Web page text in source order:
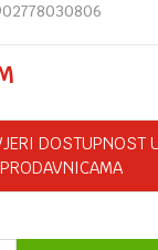
DOSTUPNOST
PRODAVNICAMA